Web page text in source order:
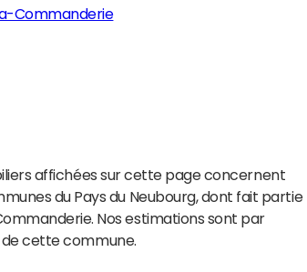
Commanderie
affichées sur cette page concernent
du Pays du Neubourg, dont fait partie
Nos estimations sont par
cette commune.